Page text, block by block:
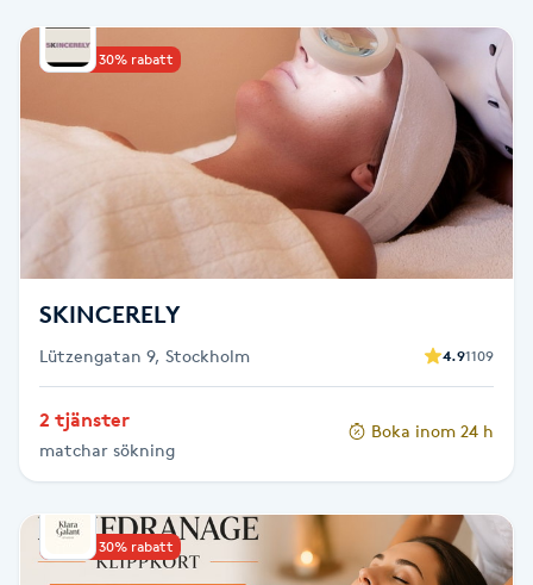
Bottenfärg
Celluliter
Coachning
Color correction
Upp till 30% rabatt
SKINCERELY
Lützengatan 9, Stockholm 4.91109
2 tjänster
matchar sökning
Boka inom 24 h
Upp till 30% rabatt